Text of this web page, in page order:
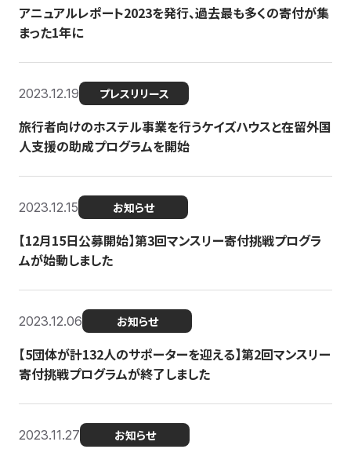
アニュアルレポート2023を発行、過去最も多くの寄付が集
まった1年に
2023.12.19 プレスリリース
旅行者向けのホステル事業を行うケイズハウスと在留外国
人支援の助成プログラムを開始
2023.12.15 お知らせ
【12月15日公募開始】第3回マンスリー寄付挑戦プログラ
ムが始動しました
2023.12.06 お知らせ
【5団体が計132人のサポーターを迎える】第2回マンスリー
寄付挑戦プログラムが終了しました
2023.11.27 お知らせ